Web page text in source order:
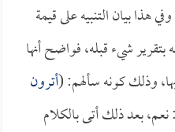
هذا بيان التنبيه على قيمة
بتقرير شيء قبله، فواضح أنها
بها، وذلك كونه سألهم: (أترون
نعم، بعد ذلك أتى بالكلام